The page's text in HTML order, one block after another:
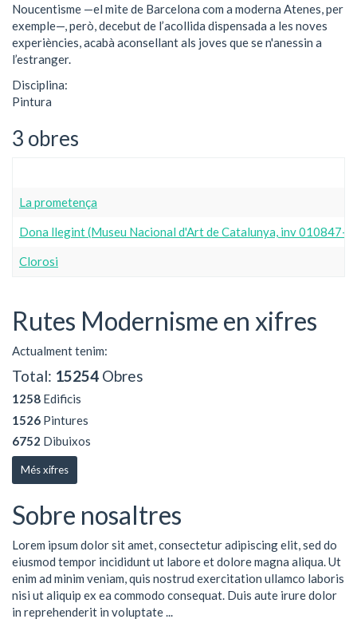
Noucentisme —el mite de Barcelona com a moderna Atenes, per
exemple—, però, decebut de l’acollida dispensada a les noves
experiències, acabà aconsellant als joves que se n'anessin a
l’estranger.
Disciplina:
Pintura
3 obres
La prometença
Dona llegint (Museu Nacional d'Art de Catalunya, inv 010847-
Clorosi
Rutes Modernisme en xifres
Actualment tenim:
Total: 15254 Obres
1258 Edificis
1526 Pintures
6752 Dibuixos
Més xifres
Sobre nosaltres
Lorem ipsum dolor sit amet, consectetur adipiscing elit, sed do
eiusmod tempor incididunt ut labore et dolore magna aliqua. Ut
enim ad minim veniam, quis nostrud exercitation ullamco laboris
nisi ut aliquip ex ea commodo consequat. Duis aute irure dolor
in reprehenderit in voluptate ...